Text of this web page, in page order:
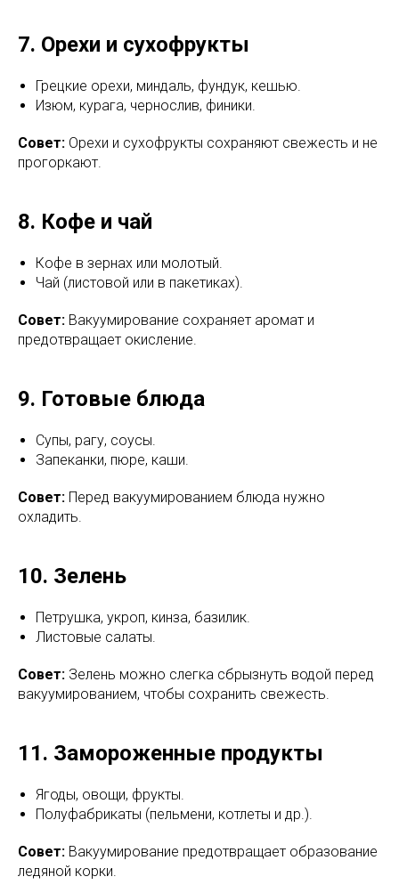
7. Орехи и сухофрукты
Грецкие орехи, миндаль, фундук, кешью.
Изюм, курага, чернослив, финики.
Совет: Орехи и сухофрукты сохраняют свежесть и не
прогоркают.
8. Кофе и чай
Кофе в зернах или молотый.
Чай (листовой или в пакетиках).
Совет: Вакуумирование сохраняет аромат и
предотвращает окисление.
9. Готовые блюда
Супы, рагу, соусы.
Запеканки, пюре, каши.
Совет: Перед вакуумированием блюда нужно
охладить.
10. Зелень
Петрушка, укроп, кинза, базилик.
Листовые салаты.
Совет: Зелень можно слегка сбрызнуть водой перед
вакуумированием, чтобы сохранить свежесть.
11. Замороженные продукты
Ягоды, овощи, фрукты.
Полуфабрикаты (пельмени, котлеты и др.).
Совет: Вакуумирование предотвращает образование
ледяной корки.